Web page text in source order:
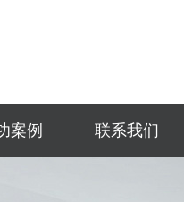
案例 联系我们